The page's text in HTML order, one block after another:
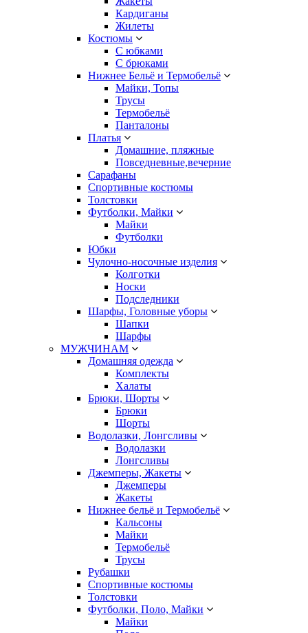
Кардиганы
Жилеты
Костюмы
С юбками
С брюками
Нижнее Бельё и Термобельё
Майки, Топы
Трусы
Термобельё
Панталоны
Платья
Домашние, пляжные
Повседневные,вечерние
Сарафаны
Спортивные костюмы
Толстовки
Футболки, Майки
Майки
Футболки
Юбки
Чулочно-носочные изделия
Колготки
Носки
Подследники
Шарфы, Головные уборы
Шапки
Шарфы
МУЖЧИНАМ
Домашняя одежда
Комплекты
Халаты
Брюки, Шорты
Брюки
Шорты
Водолазки, Лонгсливы
Водолазки
Лонгсливы
Джемперы, Жакеты
Джемперы
Жакеты
Нижнее бельё и Термобельё
Кальсоны
Майки
Термобельё
Трусы
Рубашки
Спортивные костюмы
Толстовки
Футболки, Поло, Майки
Майки